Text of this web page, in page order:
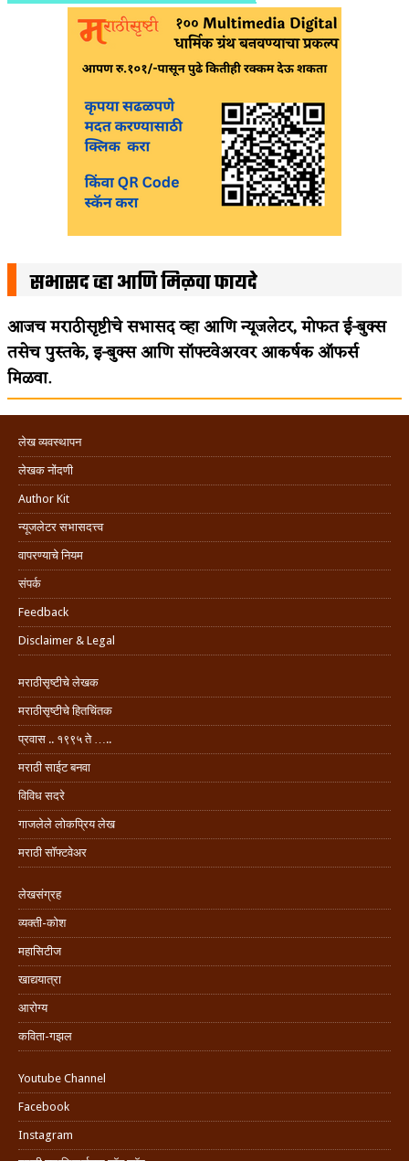
सभासद व्हा आणि मिळवा फायदे
आजच मराठीसृष्टीचे सभासद व्हा आणि न्यूजलेटर, मोफत ई-बुक्स
तसेच पुस्तके, इ-बुक्स आणि सॉफ्टवेअरवर आकर्षक ऑफर्स
मिळवा.
लेख व्यवस्थापन
लेखक नोंदणी
Author Kit
न्यूजलेटर सभासदत्त्व
वापरण्याचे नियम
संपर्क
Feedback
Disclaimer & Legal
मराठीसृष्टीचे लेखक
मराठीसृष्टीचे हितचिंतक
प्रवास .. १९९५ ते …..
मराठी साईट बनवा
विविध सदरे
गाजलेले लोकप्रिय लेख
मराठी सॉफ्टवेअर
लेखसंग्रह
व्यक्ती-कोश
महासिटीज
खाद्ययात्रा
आरोग्य
कविता-गझल
Youtube Channel
Facebook
Instagram